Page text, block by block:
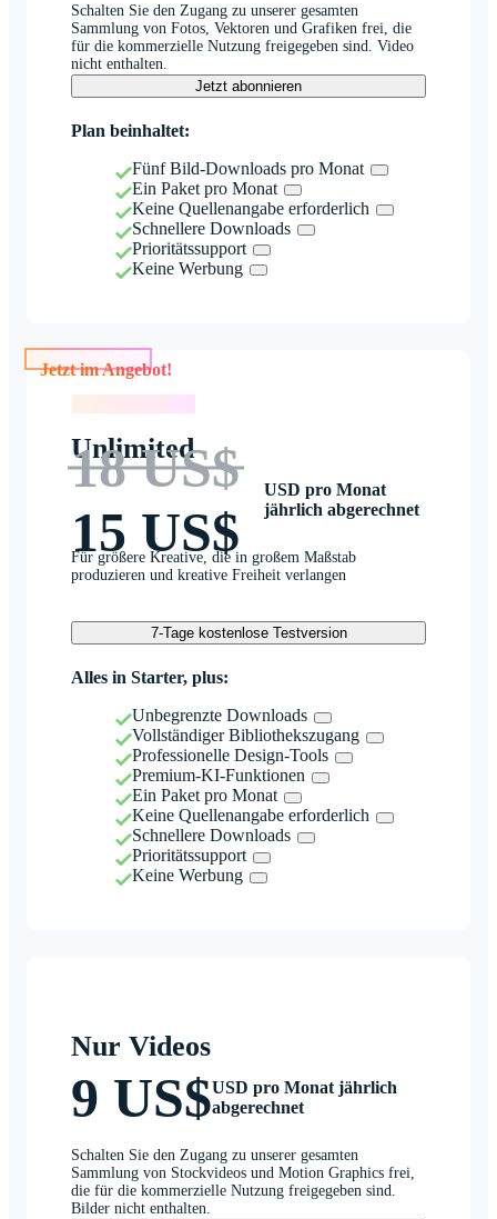
Schalten Sie den Zugang zu unserer gesamten
Sammlung von Fotos, Vektoren und Grafiken frei, die
für die kommerzielle Nutzung freigegeben sind. Video
nicht enthalten.
Jetzt abonnieren
Plan beinhaltet:
Fünf Bild-Downloads pro Monat
Ein Paket pro Monat
Keine Quellenangabe erforderlich
Schnellere Downloads
Prioritätssupport
Keine Werbung
Jetzt im Angebot!
Unlimited
18 US$
15 US$
USD pro Monat
jährlich abgerechnet
Für größere Kreative, die in großem Maßstab
produzieren und kreative Freiheit verlangen
7-Tage kostenlose Testversion
Alles in Starter, plus:
Unbegrenzte Downloads
Vollständiger Bibliothekszugang
Professionelle Design-Tools
Premium-KI-Funktionen
Ein Paket pro Monat
Keine Quellenangabe erforderlich
Schnellere Downloads
Prioritätssupport
Keine Werbung
Nur Videos
9 US$USD pro Monat jährlich
abgerechnet
Schalten Sie den Zugang zu unserer gesamten
Sammlung von Stockvideos und Motion Graphics frei,
die für die kommerzielle Nutzung freigegeben sind.
Bilder nicht enthalten.